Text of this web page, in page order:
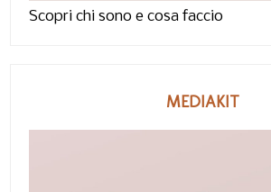
Scopri chi sono e cosa faccio
MEDIAKIT